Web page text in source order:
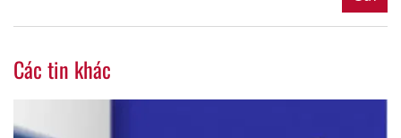
Các tin khác